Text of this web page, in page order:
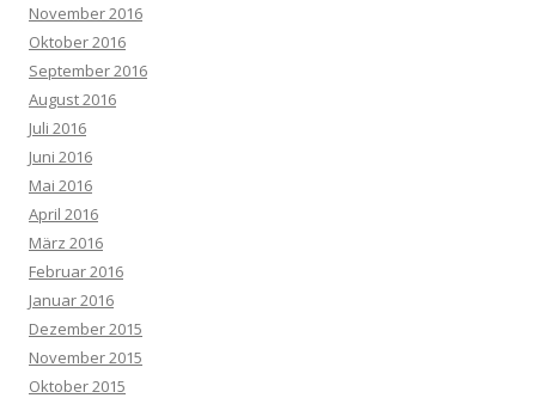
November 2016
Oktober 2016
September 2016
August 2016
Juli 2016
Juni 2016
Mai 2016
April 2016
März 2016
Februar 2016
Januar 2016
Dezember 2015
November 2015
Oktober 2015